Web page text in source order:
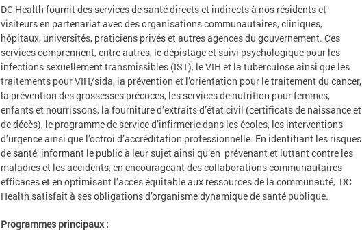
DC Health fournit des services de santé directs et indirects à nos résidents et
visiteurs en partenariat avec des organisations communautaires, cliniques,
hôpitaux, universités, praticiens privés et autres agences du gouvernement. Ces
services comprennent, entre autres, le dépistage et suivi psychologique pour les
infections sexuellement transmissibles (IST), le VIH et la tuberculose ainsi que les
traitements pour VIH/sida, la prévention et l’orientation pour le traitement du cancer,
la prévention des grossesses précoces, les services de nutrition pour femmes,
enfants et nourrissons, la fourniture d’extraits d’état civil (certificats de naissance et
de décès), le programme de service d’infirmerie dans les écoles, les interventions
d’urgence ainsi que l’octroi d’accréditation professionnelle. En identifiant les risques
de santé, informant le public à leur sujet ainsi qu’en prévenant et luttant contre les
maladies et les accidents, en encourageant des collaborations communautaires
efficaces et en optimisant l’accès équitable aux ressources de la communauté, DC
Health satisfait à ses obligations d’organisme dynamique de santé publique.
Programmes principaux :